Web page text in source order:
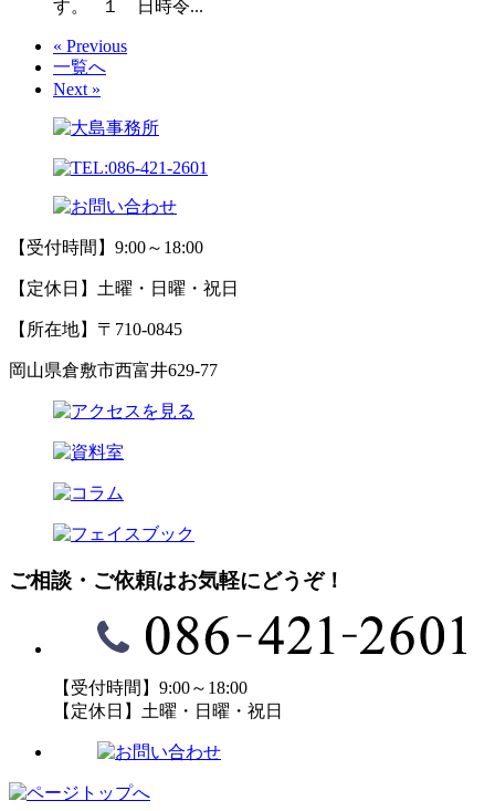
す。 １ 日時令...
« Previous
一覧へ
Next »
【受付時間】9:00～18:00
【定休日】土曜・日曜・祝日
【所在地】〒710-0845
岡山県倉敷市西富井629-77
ご相談・ご依頼はお気軽にどうぞ！
【受付時間】9:00～18:00
【定休日】土曜・日曜・祝日